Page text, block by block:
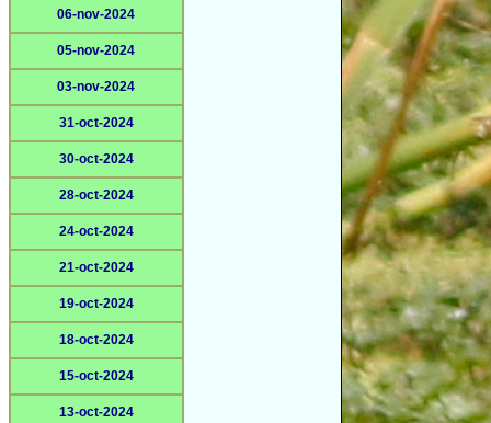
06-nov-2024
05-nov-2024
03-nov-2024
31-oct-2024
30-oct-2024
28-oct-2024
24-oct-2024
21-oct-2024
19-oct-2024
18-oct-2024
15-oct-2024
13-oct-2024